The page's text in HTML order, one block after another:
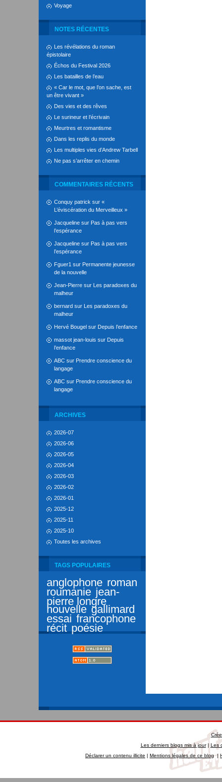
Voyage
NOTES RÉCENTES
Les révélations du roman
épistolaire
Échos du Festival 2026
Les batailles de l’eau
« Car le mot, que l’on sache, est
un être vivant »
Des vies et des rêves
Le surineur et l’écrivain
Meurtres et romantisme
Dans les replis du monde
Les multiples vies d’Andrew Tarbell
Ne pas s’arrêter en chemin
COMMENTAIRES RÉCENTS
Conquy patrick sur «
L’éviscération du Merveilleux »
Jacqueline sur Pas à pas vers
l’espérance
Jacqueline sur Pas à pas vers
l’espérance
Fguer1 sur Permanente jeunesse
de la nouvelle
Jean-Pierre sur Les paradoxes du
malheur
bernard sur Les paradoxes du
malheur
Hervé Bougel sur Depuis l’enfance
massot jean-louis sur Depuis
l’enfance
ABC sur Prendre conscience du
langage
ABC sur Prendre conscience du
langage
ARCHIVES
2026-07
2026-06
2026-05
2026-04
2026-03
2026-02
2026-01
2025-12
2025-11
2025-10
Toutes les archives
TAGS POPULAIRES
anglophone roman
roumanie jean-
pierre longre
nouvelle gallimard
essai francophone
récit poésie
Les derniers blogs mis à jour|Les
Déclarer un contenu illicite | Mentions légales de ce blog|